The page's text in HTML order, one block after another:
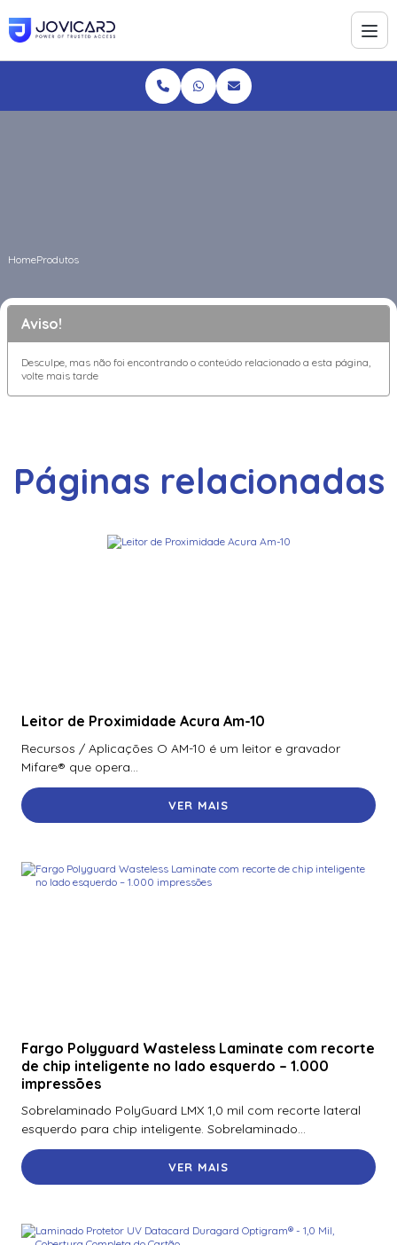
HomeProdutos
Aviso!
Desculpe, mas não foi encontrando o conteúdo relacionado a esta página,
volte mais tarde
Páginas relacionadas
Leitor de Proximidade Acura Am-10
Recursos / Aplicações O AM-10 é um leitor e gravador
Mifare® que opera...
VER MAIS
Fargo Polyguard Wasteless Laminate com recorte
de chip inteligente no lado esquerdo – 1.000
impressões
Sobrelaminado PolyGuard LMX 1,0 mil com recorte lateral
esquerdo para chip inteligente. Sobrelaminado...
VER MAIS